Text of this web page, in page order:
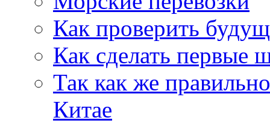
Как проверить
Как сделать первые
Так как же
Китае